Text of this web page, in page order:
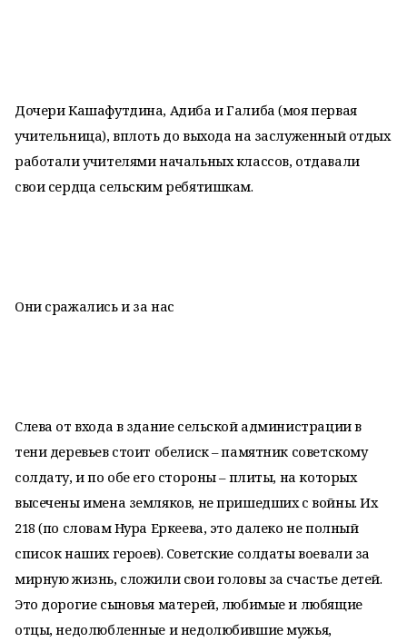
Дочери Кашафутдина, Адиба и Галиба (моя первая
учительница), вплоть до выхода на заслуженный отдых
работали учителями начальных классов, отдавали
свои сердца сельским ребятишкам.
Они сражались и за нас
Слева от входа в здание сельской администрации в
тени деревьев стоит обелиск – памятник советскому
солдату, и по обе его стороны – плиты, на которых
высечены имена земляков, не пришедших с войны. Их
218 (по словам Нура Еркеева, это далеко не полный
список наших героев). Советские солдаты воевали за
мирную жизнь, сложили свои головы за счастье детей.
Это дорогие сыновья матерей, любимые и любящие
отцы, недолюбленные и недолюбившие мужья,